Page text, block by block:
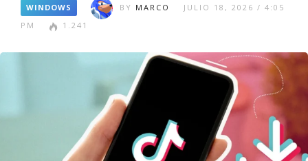
WINDOWS
BY MARCO
JULIO 18, 2026 / 4:05
PM
1.241